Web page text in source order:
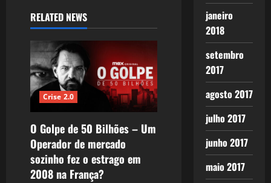
RELATED NEWS
Crise 2.0
O Golpe de 50 Bilhões – Um
Operador de mercado
sozinho fez o estrago em
2008 na França?
janeiro
2018
setembro
2017
agosto 2017
julho 2017
junho 2017
maio 2017